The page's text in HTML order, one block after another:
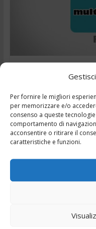
Per fornire le migliori
per memorizzare e/o
consenso a queste
comportamento di
acconsentire o ritirare il
caratteristiche e funzioni.
telegiornale,Tg,Tg24
TG – Rapina e caccia
6/8/2026